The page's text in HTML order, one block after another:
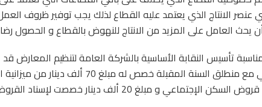
الانتاج الذي يعتمد عليه القطاع لذلك يجب توفير ظروف
يحث العامل على المزيد من الانتاج للنهوض بالقطاع و الحصول رضا
تأسيس النقابة الأساسية بالشركة العامة لتنظيم المعارض
و مبلغ 20 ألف دينار خصصت لإسناد القروض الشخصية للعملة.